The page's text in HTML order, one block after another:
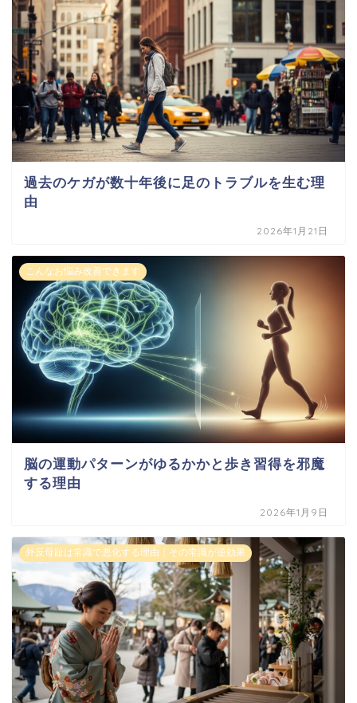
過去のケガが数十年後に足のトラブルを生む理
由
2026年1月21日
こんなお悩み改善できます
脳の運動パターンがゆるかかと歩き習得を邪魔
する理由
2026年1月9日
外反母趾は常識で悪化する理由｜その常識が逆効果